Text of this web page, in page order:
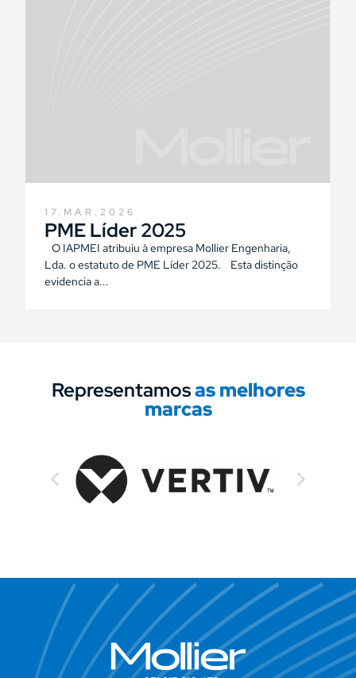
17.MAR.2026
PME Líder 2025
O IAPMEI atribuiu à empresa Mollier Engenharia,
Lda. o estatuto de PME Líder 2025. Esta distinção
evidencia a...
Representamosas melhores
marcas